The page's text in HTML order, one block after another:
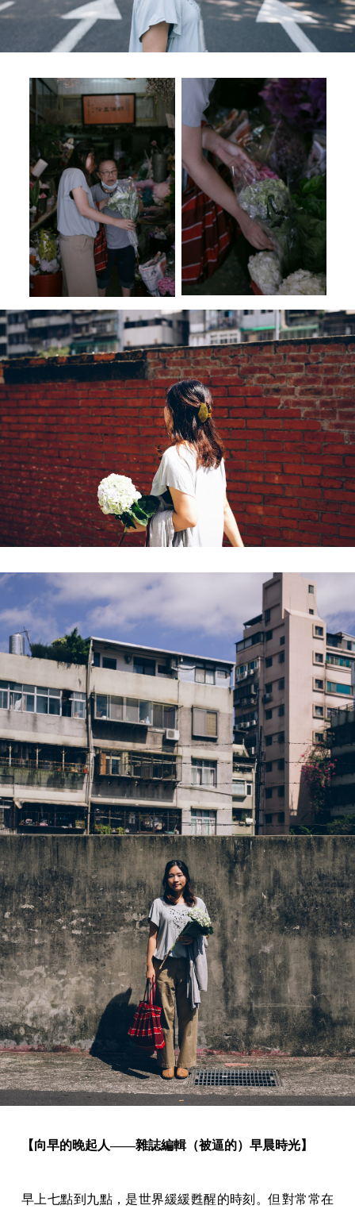
【向早的晚起人——雜誌編輯（被逼的）早晨時光】
早上七點到九點，是世界緩緩甦醒的時刻。但對常常在